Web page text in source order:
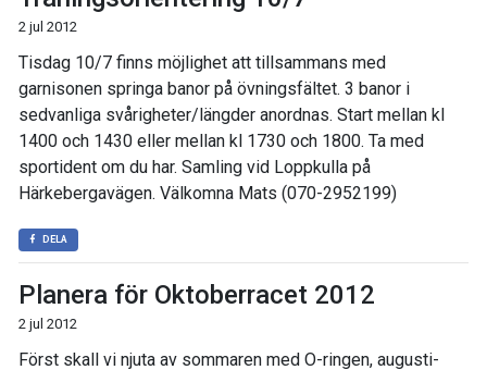
2 jul 2012
Tisdag 10/7 finns möjlighet att tillsammans med
garnisonen springa banor på övningsfältet. 3 banor i
sedvanliga svårigheter/längder anordnas. Start mellan kl
1400 och 1430 eller mellan kl 1730 och 1800. Ta med
sportident om du har. Samling vid Loppkulla på
Härkebergavägen. Välkomna Mats (070-2952199)
DELA
Planera för Oktoberracet 2012
2 jul 2012
Först skall vi njuta av sommaren med O-ringen, augusti-